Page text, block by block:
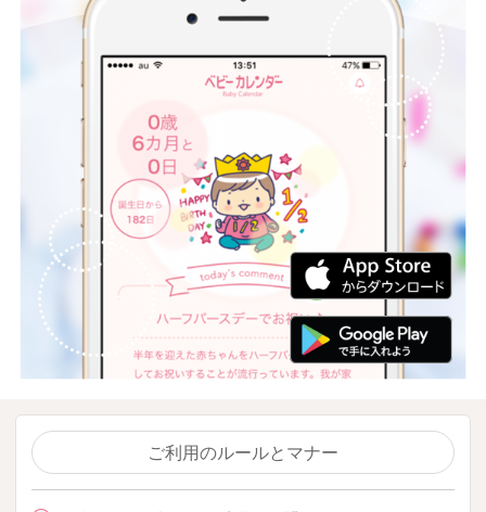
ご利用のルールとマナー